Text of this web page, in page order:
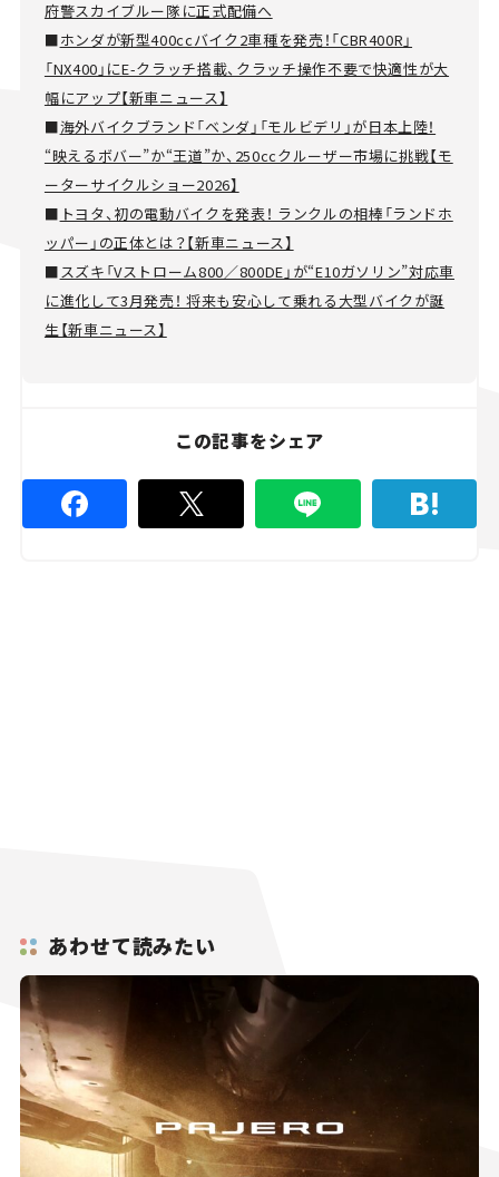
府警スカイブルー隊に正式配備へ
■ホンダが新型400ccバイク2車種を発売！「CBR400R」
「NX400」にE-クラッチ搭載、クラッチ操作不要で快適性が大
幅にアップ【新車ニュース】
■海外バイクブランド「ベンダ」「モルビデリ」が日本上陸！
“映えるボバー”か“王道”か、250ccクルーザー市場に挑戦【モ
ーターサイクルショー2026】
■ トヨタ、初の電動バイクを発表！ ランクルの相棒「ランドホ
ッパー」の正体とは？【新車ニュース】
■スズキ「Vストローム800／800DE」が“E10ガソリン”対応車
に進化して3月発売！ 将来も安心して乗れる大型バイクが誕
生【新車ニュース】
この記事をシェア
あわせて読みたい